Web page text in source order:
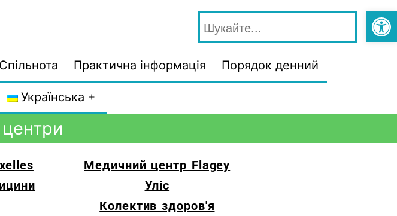
Спільнота Практична інформація Порядок денний
Українська
Медичний центр Flagey
Уліс
Колектив здоров'я